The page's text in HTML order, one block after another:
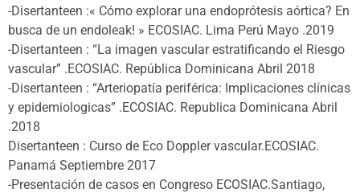
-Disertanteen :« Cómo explorar una endoprótesis aórtica? En
busca de un endoleak! » ECOSIAC. Lima Perú Mayo .2019
-Disertanteen : “La imagen vascular estratificando el Riesgo
vascular” .ECOSIAC. República Dominicana Abril 2018
-Disertanteen : “Arteriopatía periférica: Implicaciones clínicas
y epidemiologicas” .ECOSIAC. Republica Dominicana Abril
.2018
Disertanteen : Curso de Eco Doppler vascular.ECOSIAC.
Panamá Septiembre 2017
-Presentación de casos en Congreso ECOSIAC.Santiago,